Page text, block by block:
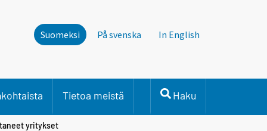
Suomeksi På svenska In English
Tietoa meistä Haku
yritykset